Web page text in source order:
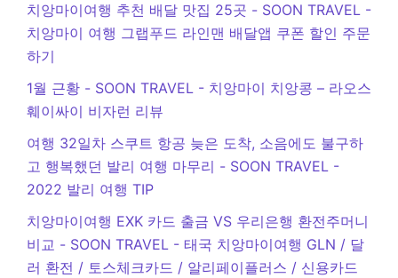
치앙마이여행 추천 배달 맛집 25곳 - SOON TRAVEL -
치앙마이 여행 그랩푸드 라인맨 배달앱 쿠폰 할인 주문
하기
1월 근황 - SOON TRAVEL - 치앙마이 치앙콩 – 라오스
훼이싸이 비자런 리뷰
여행 32일차 스쿠트 항공 늦은 도착, 소음에도 불구하
고 행복했던 발리 여행 마무리 - SOON TRAVEL -
2022 발리 여행 TIP
치앙마이여행 EXK 카드 출금 VS 우리은행 환전주머니
비교 - SOON TRAVEL - 태국 치앙마이여행 GLN / 달
러 환전 / 토스체크카드 / 알리페이플러스 / 신용카드